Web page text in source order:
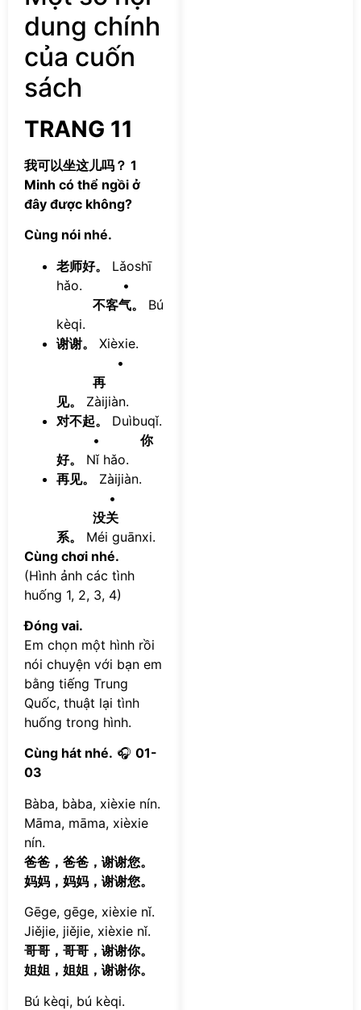
dung chính
của cuốn
sách
TRANG 11
我可以坐这儿吗？ 1
Minh có thể ngồi ở
đây được không?
Cùng nói nhé.
老师好。
Lǎoshī
hǎo. •
不客气。
Bú
kèqi.
谢谢。
Xièxie.
•
再
见。
Zàijiàn.
对不起。
Duìbuqǐ.
• 你
好。
Nǐ hǎo.
再见。
Zàijiàn.
•
没关
系。
Méi guānxi.
Cùng chơi nhé.
(Hình ảnh các tình
huống 1, 2, 3, 4)
Đóng vai.
Em chọn một hình rồi
nói chuyện với bạn em
bằng tiếng Trung
Quốc, thuật lại tình
huống trong hình.
Cùng hát nhé. 🎧 01-
03
Bàba, bàba, xièxie nín.
Māma, māma, xièxie
nín.
爸爸，爸爸，谢谢您。
妈妈，妈妈，谢谢您。
Gēge, gēge, xièxie nǐ.
Jiějie, jiějie, xièxie nǐ.
哥哥，哥哥，谢谢你。
姐姐，姐姐，谢谢你。
Bú kèqi, bú kèqi.